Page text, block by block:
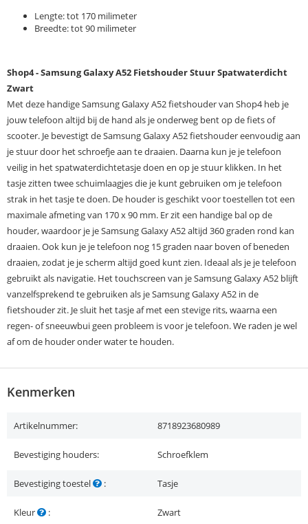
Lengte: tot 170 milimeter
Breedte: tot 90 milimeter
Shop4 - Samsung Galaxy A52 Fietshouder Stuur Spatwaterdicht
Zwart
Met deze handige Samsung Galaxy A52 fietshouder van Shop4 heb je
jouw telefoon altijd bij de hand als je onderweg bent op de fiets of
scooter. Je bevestigt de Samsung Galaxy A52 fietshouder eenvoudig aan
je stuur door het schroefje aan te draaien. Daarna kun je je telefoon
veilig in het spatwaterdichtetasje doen en op je stuur klikken. In het
tasje zitten twee schuimlaagjes die je kunt gebruiken om je telefoon
strak in het tasje te doen. De houder is geschikt voor toestellen tot een
maximale afmeting van 170 x 90 mm. Er zit een handige bal op de
houder, waardoor je je Samsung Galaxy A52 altijd 360 graden rond kan
draaien. Ook kun je je telefoon nog 15 graden naar boven of beneden
draaien, zodat je je scherm altijd goed kunt zien. Ideaal als je je telefoon
gebruikt als navigatie. Het touchscreen van je Samsung Galaxy A52 blijft
vanzelfsprekend te gebruiken als je Samsung Galaxy A52 in de
fietshouder zit. Je sluit het tasje af met een stevige rits, waarna een
regen- of sneeuwbui geen probleem is voor je telefoon. We raden je wel
af om de houder onder water te houden.
Kenmerken
Artikelnummer: 8718923680989
Bevestiging houders: Schroefklem
Bevestiging toestel : Tasje
Kleur : Zwart